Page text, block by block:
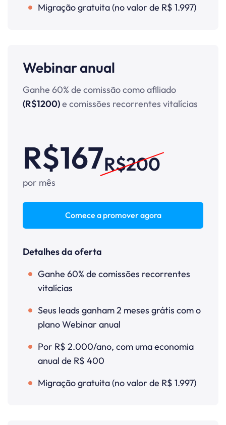
Migração gratuita (no valor de R$ 1.997)
Webinar anual
Ganhe 60% de comissão como afiliado
(R$1200)e comissões recorrentes vitalícias
R$167R$200
por mês
Comece a promover agora
Detalhes da oferta
Ganhe 60% de comissões recorrentes
vitalícias
Seus leads ganham 2 meses grátis com o
plano Webinar anual
Por R$ 2.000/ano, com uma economia
anual de R$ 400
Migração gratuita (no valor de R$ 1.997)